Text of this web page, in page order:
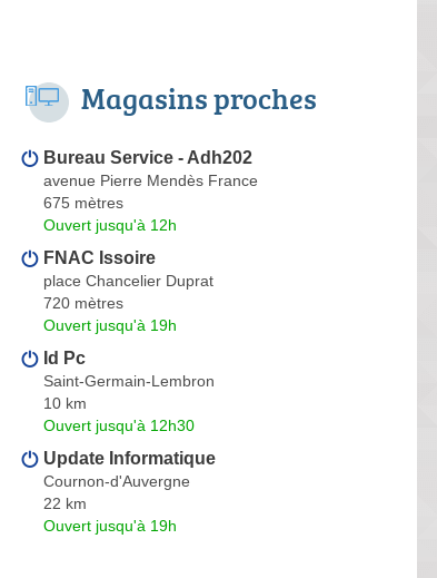
Magasins proches
Bureau Service - Adh202
avenue Pierre Mendès France
675 mètres
Ouvert jusqu'à 12h
FNAC Issoire
place Chancelier Duprat
720 mètres
Ouvert jusqu'à 19h
Id Pc
Saint-Germain-Lembron
10 km
Ouvert jusqu'à 12h30
Update Informatique
Cournon-d'Auvergne
22 km
Ouvert jusqu'à 19h